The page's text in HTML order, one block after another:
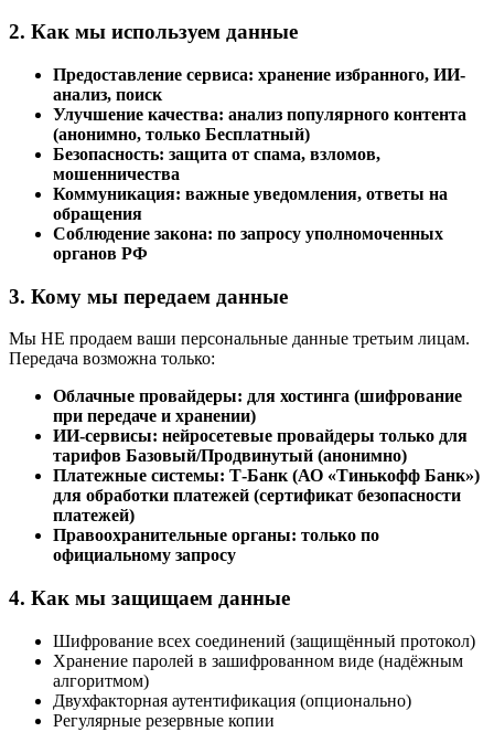
2. Как мы используем данные
Предоставление сервиса: хранение избранного, ИИ-
анализ, поиск
Улучшение качества: анализ популярного контента
(анонимно, только Бесплатный)
Безопасность: защита от спама, взломов,
мошенничества
Коммуникация: важные уведомления, ответы на
обращения
Соблюдение закона: по запросу уполномоченных
органов РФ
3. Кому мы передаем данные
Мы НЕ продаем ваши персональные данные третьим лицам.
Передача возможна только:
Облачные провайдеры: для хостинга (шифрование
при передаче и хранении)
ИИ-сервисы: нейросетевые провайдеры только для
тарифов Базовый/Продвинутый (анонимно)
Платежные системы: Т-Банк (АО «Тинькофф Банк»)
для обработки платежей (сертификат безопасности
платежей)
Правоохранительные органы: только по
официальному запросу
4. Как мы защищаем данные
Шифрование всех соединений (защищённый протокол)
Хранение паролей в зашифрованном виде (надёжным
алгоритмом)
Двухфакторная аутентификация (опционально)
Регулярные резервные копии